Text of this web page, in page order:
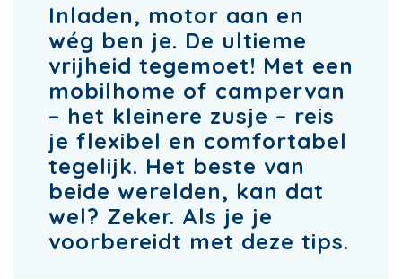
Inladen, motor aan en
wég ben je. De ultieme
vrijheid tegemoet! Met een
mobilhome of campervan
– het kleinere zusje – reis
je flexibel en comfortabel
tegelijk. Het beste van
beide werelden, kan dat
wel? Zeker. Als je je
voorbereidt met deze tips.